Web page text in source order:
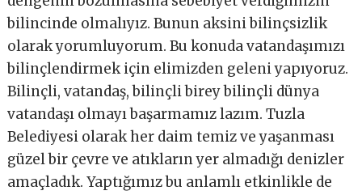
bilincinde olmalıyız. Bunun aksini bilinçsizlik
olarak yorumluyorum. Bu konuda vatandaşımızı
bilinçlendirmek için elimizden geleni yapıyoruz.
Bilinçli, vatandaş, bilinçli birey bilinçli dünya
vatandaşı olmayı başarmamız lazım. Tuzla
Belediyesi olarak her daim temiz ve yaşanması
güzel bir çevre ve atıkların yer almadığı denizler
amaçladık. Yaptığımız bu anlamlı etkinlikle de